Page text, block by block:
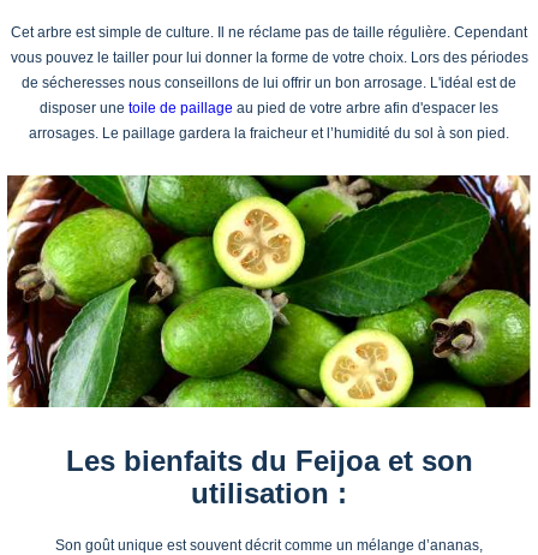
Cet arbre est simple de culture. Il ne réclame pas de taille régulière. Cependant
vous pouvez le tailler pour lui donner la forme de votre choix. Lors des périodes
de sécheresses nous conseillons de lui offrir un bon arrosage. L'idéal est de
disposer une toile de paillage au pied de votre arbre afin d'espacer les
arrosages. Le paillage gardera la fraicheur et l’humidité du sol à son pied.
Les bienfaits du Feijoa et son
utilisation :
Son goût unique est souvent décrit comme un mélange d’ananas,